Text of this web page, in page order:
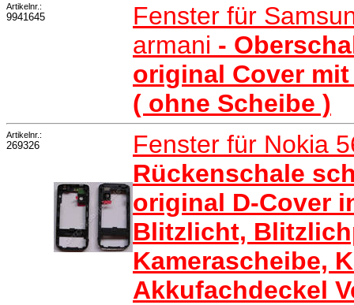
Artikelnr.:
9941645
Fenster für
armani -
original Cover
( ohne Scheibe )
Artikelnr.:
269326
Fenster für Nokia
Rückenschale
original D-Cover
Blitzlicht,
Kamerascheibe,
Akkufachdeckel